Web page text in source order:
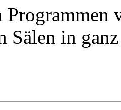
Programmen
Sälen in